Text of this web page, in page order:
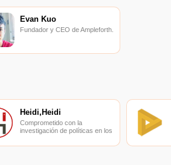
Evan Kuo
Fundador y CEO de Ampleforth.
Heidi,Heidi
Comprometido con la
investigación de políticas en los
finanzas, las finanzas